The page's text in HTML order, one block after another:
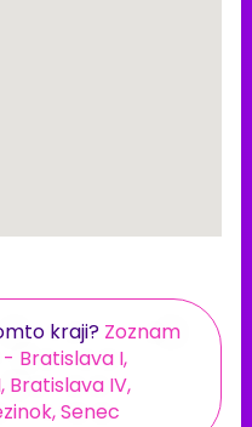
kraji? Zoznam
Bratislava I,
Bratislava IV,
Senec